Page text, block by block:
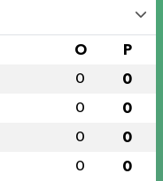
O P
0 0
0 0
0 0
0 0